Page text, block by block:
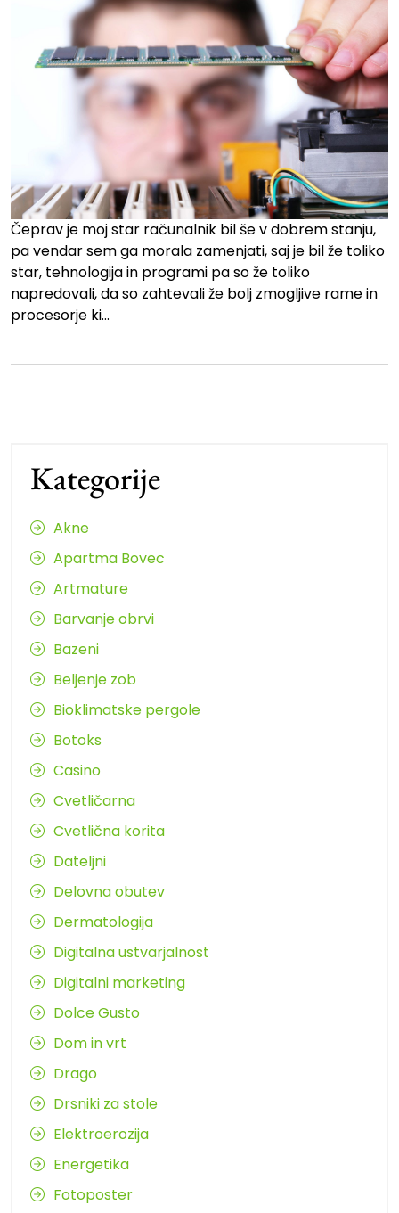
Čeprav je moj star računalnik bil še v dobrem stanju,
pa vendar sem ga morala zamenjati, saj je bil že toliko
star, tehnologija in programi pa so že toliko
napredovali, da so zahtevali že bolj zmogljive rame in
procesorje ki…
Kategorije
Akne
Apartma Bovec
Artmature
Barvanje obrvi
Bazeni
Beljenje zob
Bioklimatske pergole
Botoks
Casino
Cvetličarna
Cvetlična korita
Dateljni
Delovna obutev
Dermatologija
Digitalna ustvarjalnost
Digitalni marketing
Dolce Gusto
Dom in vrt
Drago
Drsniki za stole
Elektroerozija
Energetika
Fotoposter